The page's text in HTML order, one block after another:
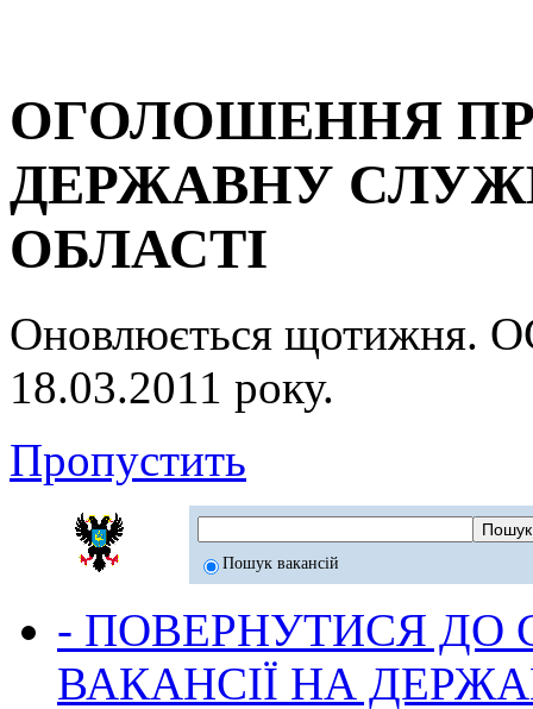
ОГОЛОШЕННЯ
ДЕРЖАВНУ
ОБЛАСТІ
Оновлюється
18.03.2011 року.
Пропустить
Пошук вакансій
- ПОВЕРНУТИСЯ ДО
ВАКАНСІЇ НА